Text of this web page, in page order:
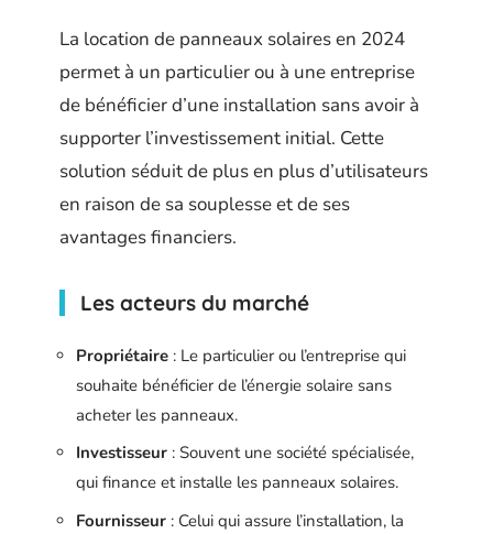
La location de panneaux solaires en 2024
permet à un particulier ou à une entreprise
de bénéficier d’une installation sans avoir à
supporter l’investissement initial. Cette
solution séduit de plus en plus d’utilisateurs
en raison de sa souplesse et de ses
avantages financiers.
Les acteurs du marché
Propriétaire : Le particulier ou l’entreprise qui
souhaite bénéficier de l’énergie solaire sans
acheter les panneaux.
Investisseur : Souvent une société spécialisée,
qui finance et installe les panneaux solaires.
Fournisseur : Celui qui assure l’installation, la